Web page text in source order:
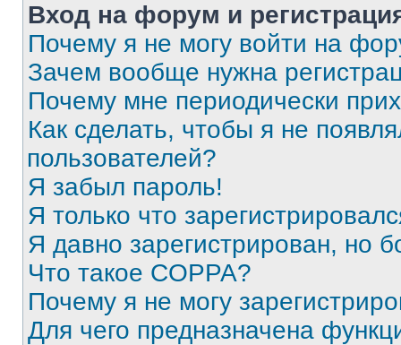
Вход на форум и
Почему я не могу войти на
Зачем вообще нужна
Почему мне периодически
Как сделать, чтобы я не
пользователей?
Я забыл пароль!
Я только что
Я давно зарегистрирован, но
Что такое COPPA?
Почему я не могу
Для чего предназначена